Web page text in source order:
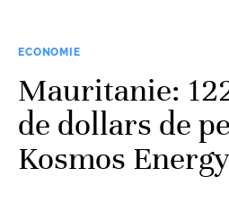
ECONOMIE
Mauritanie:
de dollars de
Kosmos